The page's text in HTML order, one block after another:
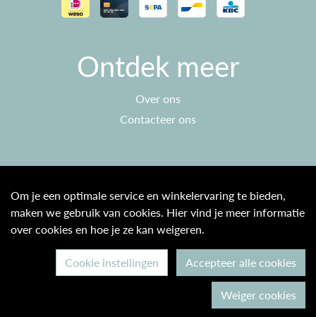
Ontdek meer
Over ons
Contacteer ons
Algemene voorwaarden
Privacy beleid
© 2026 Max & Ine B2C
Om je een optimale service en winkelervaring te bieden,
maken we gebruik van cookies. Hier vind je meer informatie
over cookies en hoe je ze kan weigeren.
Cookie instellingen
Accepteer alle cookies
Weiger cookies